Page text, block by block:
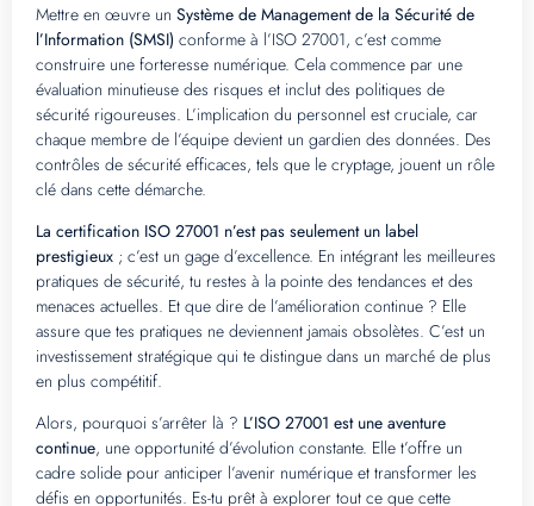
Mettre en œuvre un Système de Management de la Sécurité de
l’Information (SMSI) conforme à l’ISO 27001, c’est comme
construire une forteresse numérique. Cela commence par une
évaluation minutieuse des risques et inclut des politiques de
sécurité rigoureuses. L’implication du personnel est cruciale, car
chaque membre de l’équipe devient un gardien des données. Des
contrôles de sécurité efficaces, tels que le cryptage, jouent un rôle
clé dans cette démarche.
La certification ISO 27001 n’est pas seulement un label
prestigieux ; c’est un gage d’excellence. En intégrant les meilleures
pratiques de sécurité, tu restes à la pointe des tendances et des
menaces actuelles. Et que dire de l’amélioration continue ? Elle
assure que tes pratiques ne deviennent jamais obsolètes. C’est un
investissement stratégique qui te distingue dans un marché de plus
en plus compétitif.
Alors, pourquoi s’arrêter là ? L’ISO 27001 est une aventure
continue, une opportunité d’évolution constante. Elle t’offre un
cadre solide pour anticiper l’avenir numérique et transformer les
défis en opportunités. Es-tu prêt à explorer tout ce que cette